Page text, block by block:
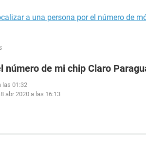
a una persona por el número de
número de mi chip Claro
las 01:32
8 abr 2020 a las 16:13